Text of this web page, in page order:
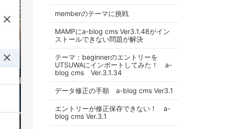
memberのテーマに挑戦
MAMPにa-blog cms Ver3.1.48がイン
ストールできない問題が解決
テーマ：beginnerのエントリーを
UTSUWAにインポートしてみた！ a-
blog cms Ver.3.1.34
データ修正の手順 a-blog cms Ver3.1
エントリーが修正保存できない！ a-
blog cms Ver.3.1